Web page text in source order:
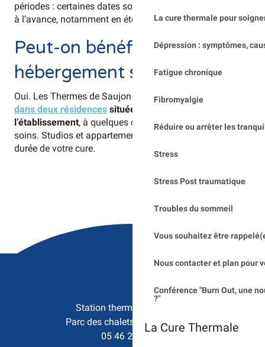
La cure thermale pour
Dépression : symptômes,
Fatigue chronique
Fibromyalgie
Réduire ou arrêter les
Stress
Stress Post traumatique
Troubles du sommeil
Vous souhaitez être
Nous contacter et plan pour
Conférence "Burn Out, une
?"
La Cure Thermale
périodes : certaines dates sont réservées plusieurs mois
à l’avance, notamment en été et en début d’automne.
Peut-on bénéficier d’un
hébergement sur place ?
Oui. Les Thermes de Saujon proposent unhébergement
dans deux résidences situées dans le parc de
l’établissement, à quelques centaines de mètres des
soins. Studios et appartements sont disponibles pour la
durée de votre cure.
Station thermale de Saujon
Parc des chalets - 17600 Saujon
05 46 23 50 15